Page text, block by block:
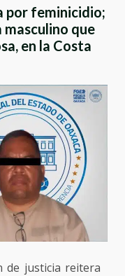
por feminicidio;
que
en la Costa
de justicia reitera